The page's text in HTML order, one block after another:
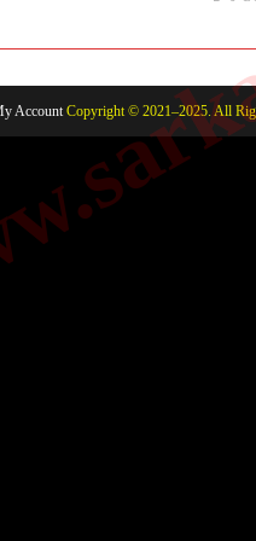
AccountCopyright © 2021–2025. All